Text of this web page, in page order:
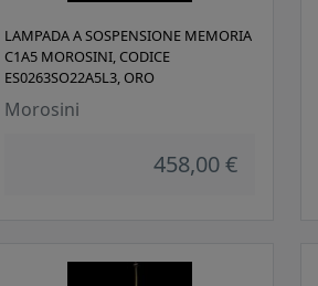
LAMPADA A SOSPENSIONE MEMORIA
C1A5 MOROSINI, CODICE
ES0263SO22A5L3, ORO
Morosini
458,00 €